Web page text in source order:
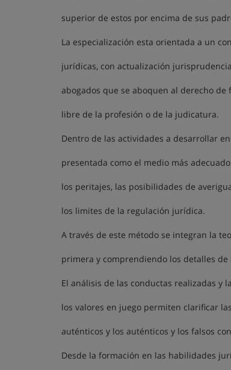
superior de estos por encima de sus
La especialización esta orientada a un
jurídicas, con actualización
abogados que se aboquen al derecho
libre de la profesión o de la judicatura.
Dentro de las actividades a desarrollar
presentada como el medio más
los peritajes, las posibilidades de
los limites de la regulación jurídica.
A través de este método se integran la
primera y comprendiendo los detalles de
El análisis de las conductas realizadas y
los valores en juego permiten clarificar
auténticos y los auténticos y los falsos
Desde la formación en las habilidades